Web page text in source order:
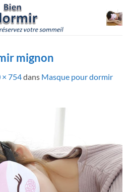
mignon
× 754dans Masque pour dormir